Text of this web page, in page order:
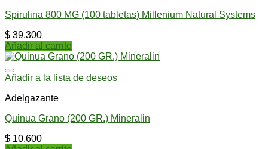
Spirulina 800 MG (100 tabletas) Millenium Natural Systems
$ 39.300
Añadir al carrito
Añadir a la lista de deseos
Adelgazante
Quinua Grano (200 GR.) Mineralin
$ 10.600